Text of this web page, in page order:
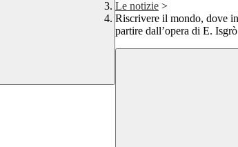
Le notizie >
Riscrivere il mondo, dove
partire dall’opera di E. Isgrò